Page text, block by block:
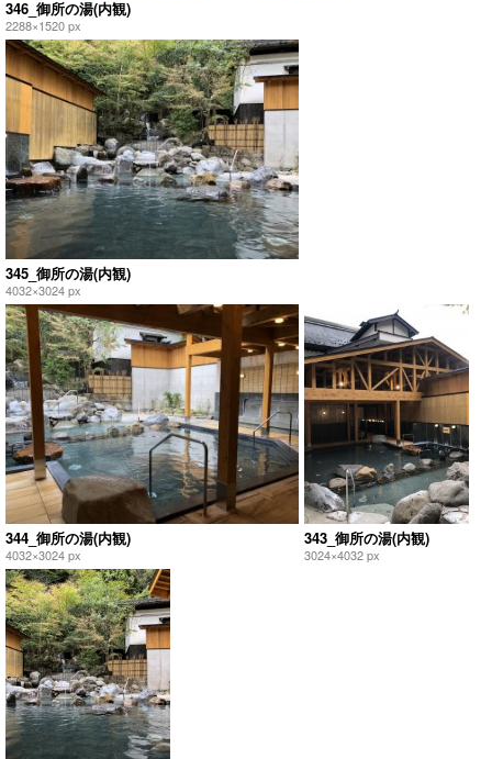
346_御所の湯(内観)
2288×1520 px
345_御所の湯(内観)
4032×3024 px
344_御所の湯(内観)
4032×3024 px
343_御所の湯(内観)
3024×4032 px